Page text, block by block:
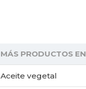
MÁS PRODUCTOS EN
Aceite vegetal